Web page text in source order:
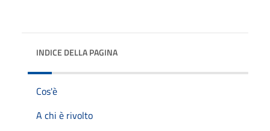
INDICE DELLA PAGINA
Cos'è
A chi è rivolto